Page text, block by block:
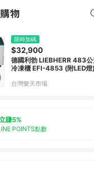
限時加碼
$32,900
德國利勃 LIEBHERR 483
冷凍櫃 EFI-4853 (附LED燈)
台灣樂天市場
賺5%
POINTS點數